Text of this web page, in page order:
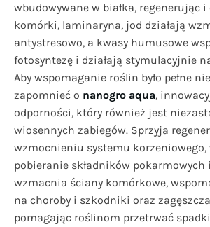
wbudowywane w białka, regenerując
komórki, laminaryna, jod działają
antystresowo, a kwasy humusowe
fotosyntezę i działają stymulacyjnie
Aby wspomaganie roślin było pełne
zapomnieć o nanogro aqua,
odporności, który również jest
wiosennych zabiegów. Sprzyja
wzmocnieniu systemu korzeniowego,
pobieranie składników pokarmowych
wzmacnia ściany komórkowe,
na choroby i szkodniki oraz
pomagając roślinom przetrwać